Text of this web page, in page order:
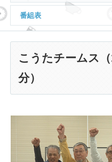
番組表
こうたチームス
分）